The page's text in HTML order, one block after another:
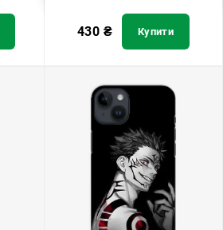
430 ₴ Купити